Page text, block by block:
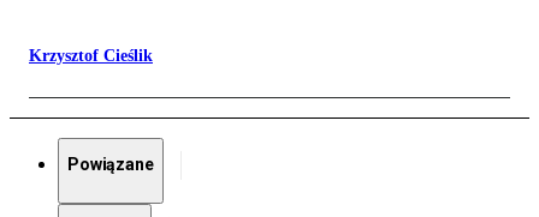
Krzysztof Cieślik
Powiązane